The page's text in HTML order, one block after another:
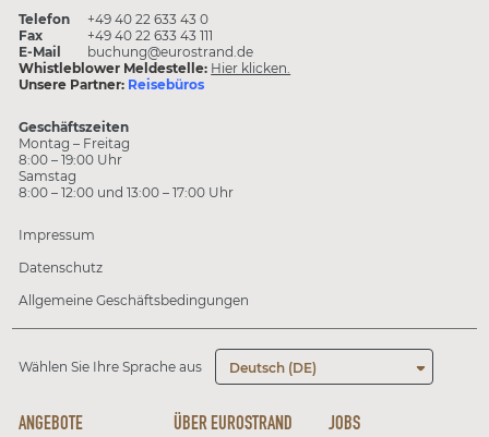
Telefon
+49 40 22 633 43 0
Fax
+49 40 22 633 43 111
E-Mail
buchung@eurostrand.de
Whistleblower Meldestelle: Hier klicken.
Unsere Partner: Reisebüros
Geschäftszeiten
Montag – Freitag
8:00 – 19:00 Uhr
Samstag
8:00 – 12:00 und 13:00 – 17:00 Uhr
Impressum
Datenschutz
Allgemeine Geschäftsbedingungen
Wählen Sie Ihre Sprache aus Deutsch (DE)
ANGEBOTE ÜBER EUROSTRAND JOBS